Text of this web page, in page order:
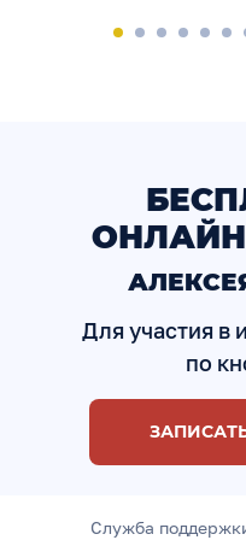
Для участия в
по
Служба